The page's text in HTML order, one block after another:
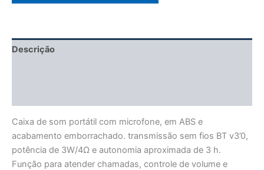
Descrição
Caixa de som portátil com microfone, em ABS e
acabamento emborrachado. transmissão sem fios BT v3’0,
potência de 3W/4Ω e autonomia aproximada de 3 h.
Função para atender chamadas, controle de volume e